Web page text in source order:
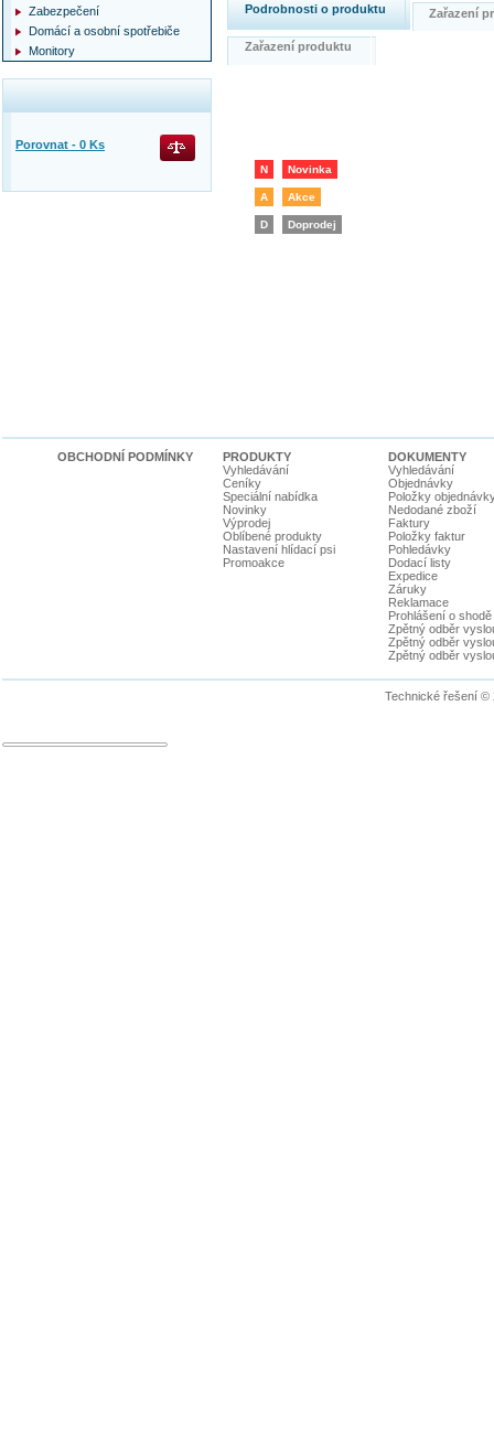
Podrobnosti o produktu Zařazení
Zařazení produktu
N Novinka
A Akce
D Doprodej
Zabezpečení
Domácí a osobní spotřebiče
Monitory
Porovnat - 0 Ks
OBCHODNÍ PODMÍNKY
PRODUKTY
Vyhledávání
Ceníky
Speciální nabídka
Novinky
Výprodej
Oblíbené produkty
Nastavení hlídací psi
Promoakce
DOKUMENTY
Vyhledávání
Objednávky
Položky
Nedodané zboží
Faktury
Položky faktur
Pohledávky
Dodací listy
Expedice
Záruky
Reklamace
Prohlášení o shodě
Zpětný odběr
Zpětný odběr
Zpětný odběr
Technické řešení ©